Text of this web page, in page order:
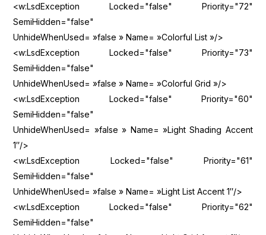
<w:LsdException Locked="false" Priority="72"
SemiHidden="false"
UnhideWhenUsed= »false » Name= »Colorful List »/>
<w:LsdException Locked="false" Priority="73"
SemiHidden="false"
UnhideWhenUsed= »false » Name= »Colorful Grid »/>
<w:LsdException Locked="false" Priority="60"
SemiHidden="false"
UnhideWhenUsed= »false » Name= »Light Shading Accent
1″/>
<w:LsdException Locked="false" Priority="61"
SemiHidden="false"
UnhideWhenUsed= »false » Name= »Light List Accent 1″/>
<w:LsdException Locked="false" Priority="62"
SemiHidden="false"